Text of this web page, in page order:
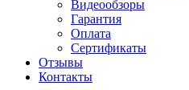
Видеообзоры
Гарантия
Оплата
Сертификаты
Отзывы
Контакты